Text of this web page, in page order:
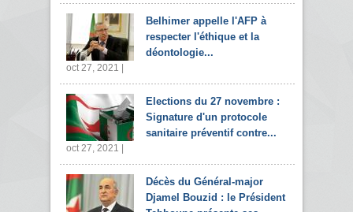
Belhimer appelle l'AFP à
respecter l'éthique et la
déontologie...
oct 27, 2021 |
Elections du 27 novembre :
Signature d'un protocole
sanitaire préventif contre...
oct 27, 2021 |
Décès du Général-major
Djamel Bouzid : le Président